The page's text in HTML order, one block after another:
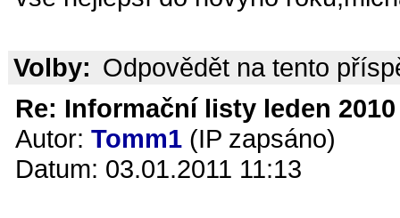
Volby: Odpovědět na tento
Re: Informační listy leden
Autor: Tomm1 (IP zapsáno)
Datum: 03.01.2011 11:13